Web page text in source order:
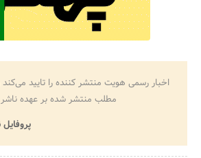
اخبار رسمی هویت منتشر کننده را تایید
مطلب منتشر شده بر عهده